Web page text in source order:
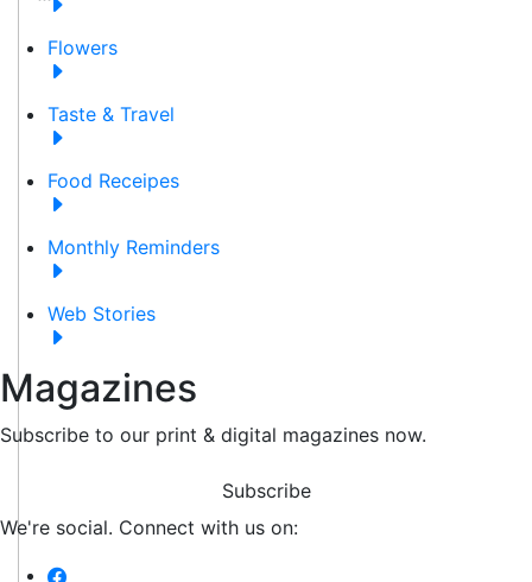
Flowers
Taste & Travel
Food Receipes
Monthly Reminders
Web Stories
Magazines
Subscribe to our print & digital magazines now.
Subscribe
We're social. Connect with us on: